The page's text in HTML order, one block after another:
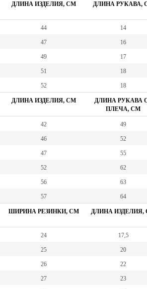
ДЛИНА ИЗДЕЛИЯ, СМ ДЛИНА РУКАВА,
44 14
47 16
49 17
51 18
52 18
ДЛИНА ИЗДЕЛИЯ, СМ
ДЛИНА РУКАВА
ПЛЕЧА, СМ
42 49
46 52
47 55
52 62
56 63
57 64
ШИРИНА РЕЗИНКИ, СМ ДЛИНА ИЗДЕЛИЯ,
24 17,5
25 20
26 22
27 23